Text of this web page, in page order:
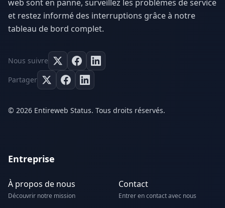
web sont en panne, surveillez les problèmes de service
et restez informé des interruptions grâce à notre
tableau de bord complet.
Nous suivre
Partager
© 2026 Entireweb Status. Tous droits réservés.
Entreprise
À propos de nous
Découvrir notre mission
Contact
Entrer en contact avec nous